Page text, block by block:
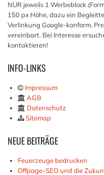
NUR jeweils 1 Werbeblock
150 px Höhe, dazu ein
Verlinkung Google-konform,
vereinbart. Bei Interesse
kontaktieren!
INFO-LINKS
Impressum
AGB
Datenschutz
Sitemap
NEUEBEITRÄGE
Feuerzeuge bedrucken
Offpage-SEO und die